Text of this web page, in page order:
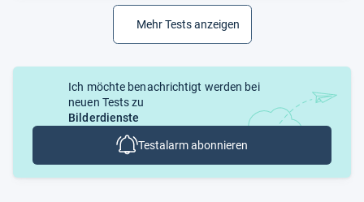
Mehr Tests anzeigen
Ich möchte benachrichtigt werden bei
neuen Tests zu
Bilderdienste
Testalarm abonnieren